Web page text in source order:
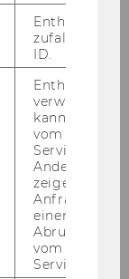
"Optional"
Tools
Abgrenzung
des
Enthält eine
ID.
Enthält ein
verwendet
kann, um
vom AMP-
Service
Andere
zeigen Opt-
Anfrage im
einen Fehler
Abrufen
vom AMP
Service an.